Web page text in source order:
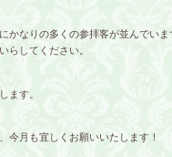
かなりの多くの参拝客が並んでい
らしてください。
ます。
今月も宜しくお願いいたします！